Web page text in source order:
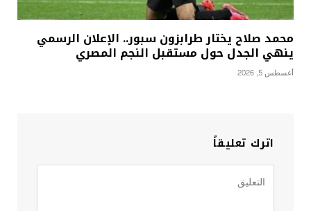
محمد صلاح يختار طرابزون سبور.. الإعلان الرسمي
ينهي الجدل حول مستقبل النجم المصري
أغسطس 5, 2026
اترك تعليقاً